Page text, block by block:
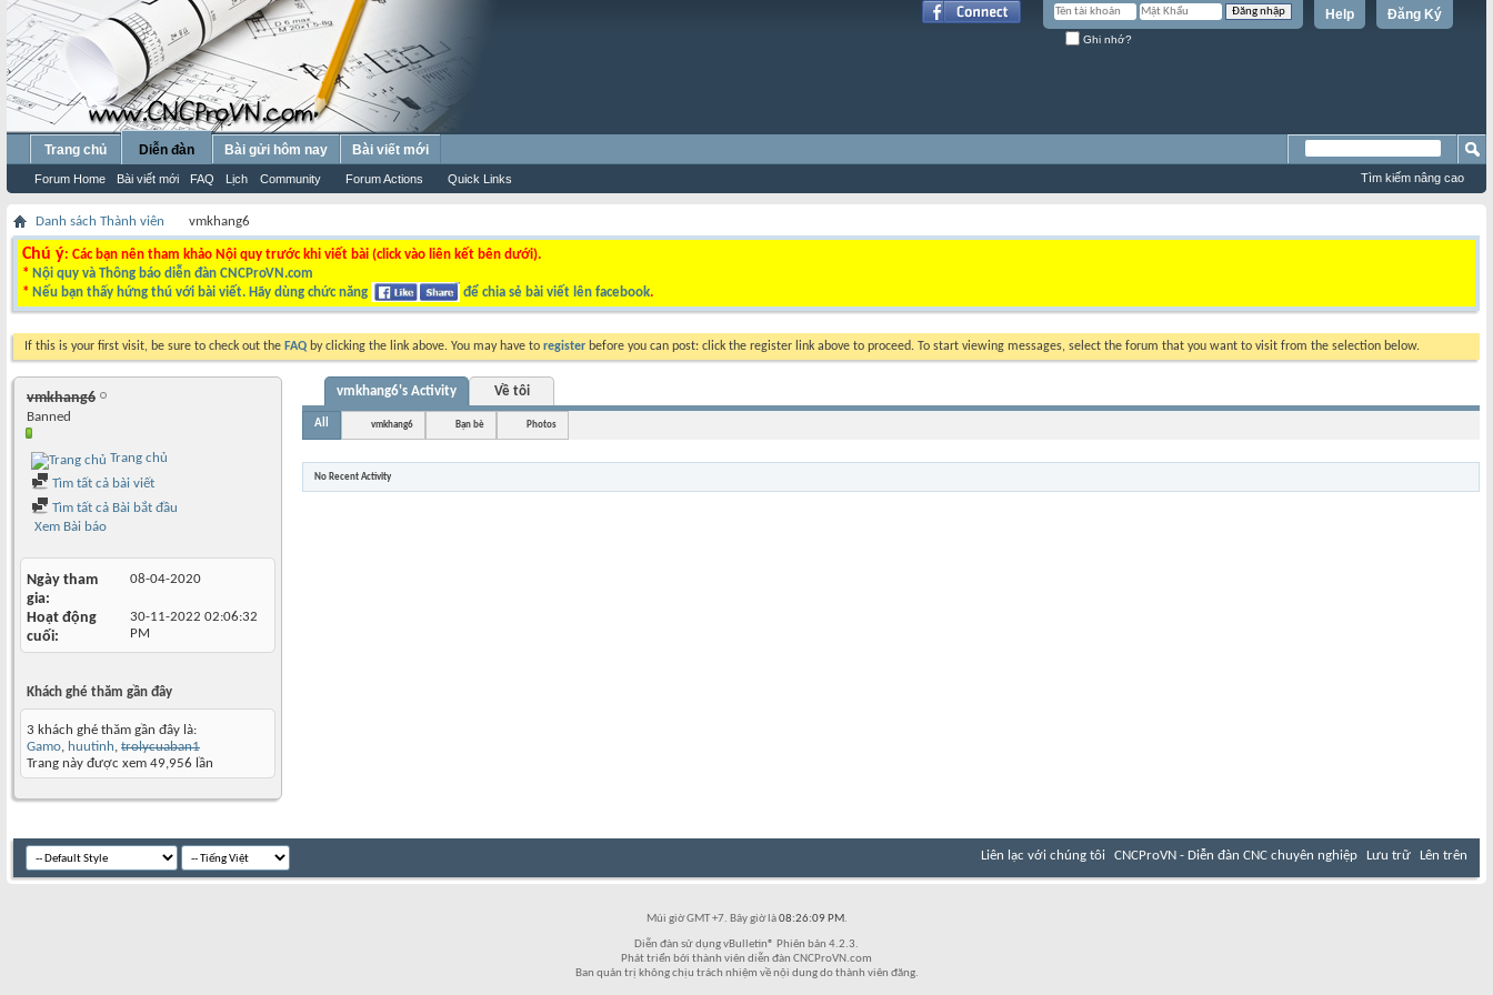
Đăng Ký
Help
Ghi nhớ?
Trang chủ Diễn đàn
Forum Home Bài viết mới FAQ Lịch Community Forum Actions Quick Links
Bài gửi hôm nay Bài viết mới
Tìm kiếm nâng cao
Danh sách Thành viên vmkhang6
Chú ý: Các bạn nên tham khảo Nội quy trước khi viết bài (click vào liên kết bên dưới).
* Nội quy và Thông báo diễn đàn CNCProVN.com
* Nếu bạn thấy hứng thú với bài viết. Hãy dùng chức năng để chia sẻ bài viết lên facebook.
If this is your first visit, be sure to check out the FAQ by clicking the link above. You may have to register before you can post: click the register link above to proceed. To start viewing messages, select the forum that you want to visit from the selection below.
vmkhang6
Banned
Trang chủ
Tìm tất cả bài viết
Tìm tất cả Bài bắt đầu
Xem Bài báo
Ngày tham
gia
08-04-2020
Hoạt động
cuối
30-11-2022 02:06:32
PM
Khách ghé thăm gần đây
3 khách ghé thăm gần đây là:
Gamo, huutinh, trolycuaban1
Trang này được xem 49,956 lần
vmkhang6's Activity Về tôi
All vmkhang6 Bạn bè Photos
No Recent Activity
Liên lạc với chúng tôi CNCProVN - Diễn đàn CNC chuyên nghiệp Lưu trữ Lên trên
Múi giờ GMT +7. Bây giờ là08:26:09 PM.
Diễn đàn sử dụng vBulletin® Phiên bản 4.2.3.
Phát triển bởi thành viên diễn đàn CNCProVN.com
Ban quản trị không chịu trách nhiệm về nội dung do thành viên đăng.